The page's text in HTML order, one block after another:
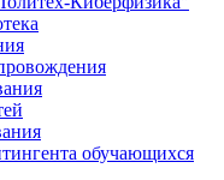
обучающихся